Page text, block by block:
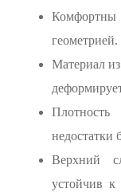
геометрией.
Материал
недостатки
Верхний
устойчив к